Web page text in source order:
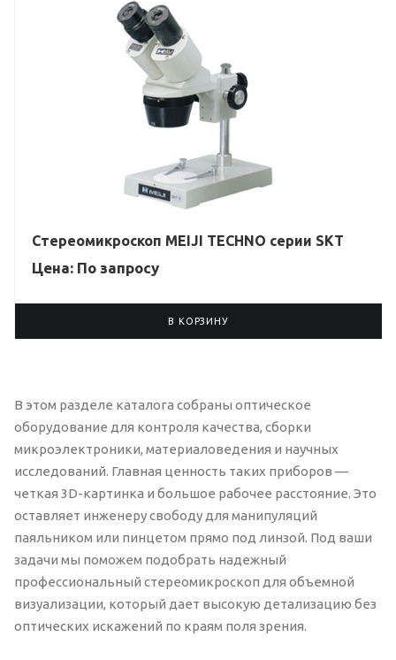
Стереомикроскоп MEIJI TECHNO серии SKT
Цена: По запросу
В КОРЗИНУ
В этом разделе каталога собраны оптическое
оборудование для контроля качества, сборки
микроэлектроники, материаловедения и научных
исследований. Главная ценность таких приборов —
четкая 3D-картинка и большое рабочее расстояние. Это
оставляет инженеру свободу для манипуляций
паяльником или пинцетом прямо под линзой. Под ваши
задачи мы поможем подобрать надежный
профессиональный стереомикроскоп для объемной
визуализации, который дает высокую детализацию без
оптических искажений по краям поля зрения.